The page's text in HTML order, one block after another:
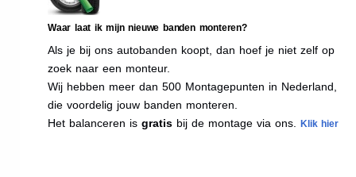
Waar laat ik mijn nieuwe banden monteren?
Als je bij ons autobanden koopt, dan hoef je niet zelf op
zoek naar een monteur.
Wij hebben meer dan 500 Montagepunten in Nederland,
die voordelig jouw banden monteren.
Het balanceren is gratis bij de montage via ons. Klik hier